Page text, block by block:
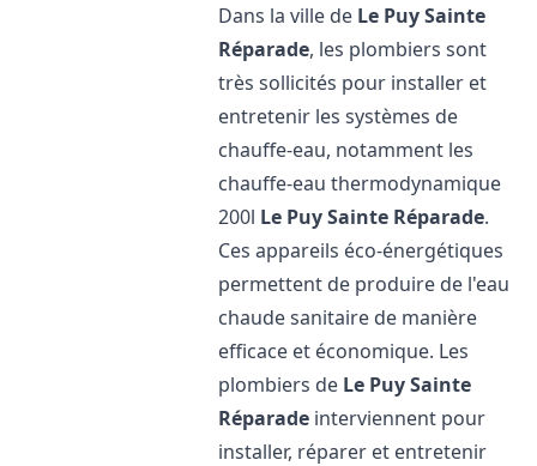
Dans la ville de Le Puy Sainte
Réparade, les plombiers sont
très sollicités pour installer et
entretenir les systèmes de
chauffe-eau, notamment les
chauffe-eau thermodynamique
200l Le Puy Sainte Réparade.
Ces appareils éco-énergétiques
permettent de produire de l'eau
chaude sanitaire de manière
efficace et économique. Les
plombiers de Le Puy Sainte
Réparade interviennent pour
installer, réparer et entretenir